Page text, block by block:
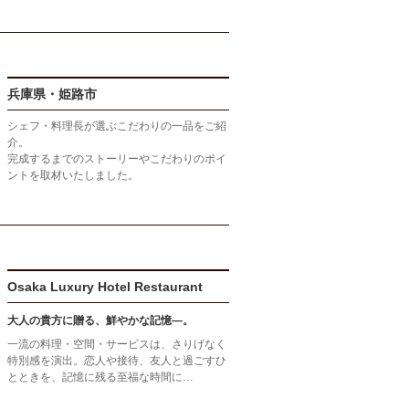
兵庫県・姫路市
シェフ・料理長が選ぶこだわりの一品をご紹
介。
完成するまでのストーリーやこだわりのポイ
ントを取材いたしました。
Osaka Luxury Hotel Restaurant
大人の貴方に贈る、鮮やかな記憶―。
一流の料理・空間・サービスは、さりげなく
特別感を演出。恋人や接待、友人と過ごすひ
とときを、記憶に残る至福な時間に…